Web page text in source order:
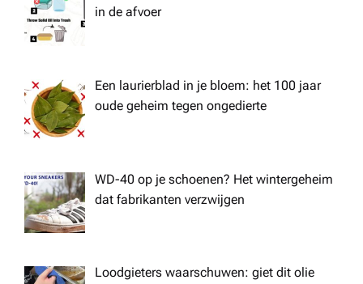
in de afvoer
Een laurierblad in je bloem: het 100 jaar
oude geheim tegen ongedierte
WD-40 op je schoenen? Het wintergeheim
dat fabrikanten verzwijgen
Loodgieters waarschuwen: giet dit olie